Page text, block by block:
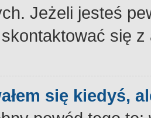
Jeżeli jesteś
się
się kiedyś,